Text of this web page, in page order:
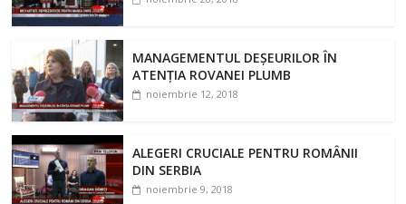
MANAGEMENTUL DEȘEURILOR ÎN
ATENȚIA ROVANEI PLUMB
noiembrie 12, 2018
ALEGERI CRUCIALE PENTRU ROMÂNII
DIN SERBIA
noiembrie 9, 2018